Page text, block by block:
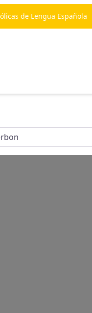
de Lengua Española